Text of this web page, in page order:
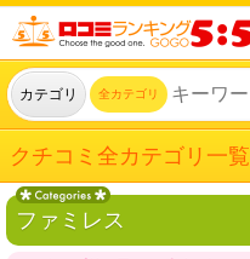
カテゴリ 全カテゴリ
クチコミ全カテゴリ一覧
ファミレス